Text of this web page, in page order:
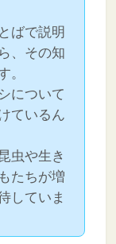
ばで説明
、その知
。
について
ているん
虫や生き
たちが増
していま